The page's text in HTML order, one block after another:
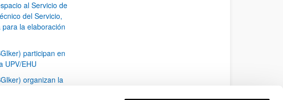
al Servicio de
del Servicio,
la elaboración
participan en
UPV/EHU
organizan la